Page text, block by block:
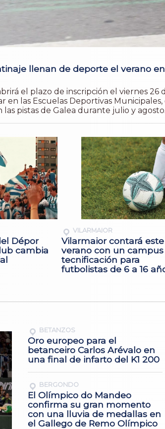
llenan de deporte el verano en
el plazo de inscripción el viernes 26
en las Escuelas Deportivas
las pistas de Galea durante julio y
Dépor
cambia
VILARMAIOR
Vilarmaior contará este
verano con un
tecnificación para
futbolistas de 6 a 16
BETANZOS
Oro europeo para el
betanceiro Carlos Arévalo en
una final de infarto del K1 200
BERGONDO
El Olímpico do Mandeo
confirma su gran momento
con una lluvia de medallas en
el Gallego de Remo Olímpico